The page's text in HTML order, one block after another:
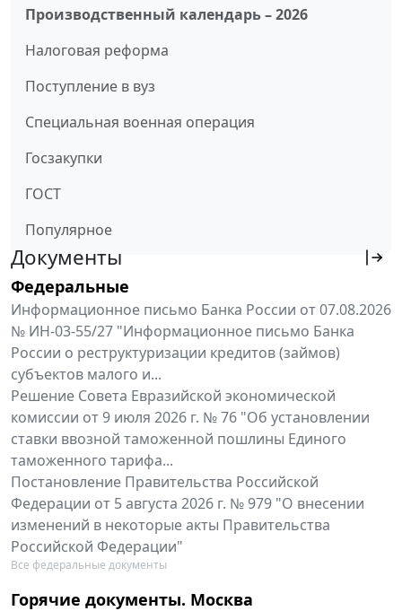
Производственный календарь – 2026
Налоговая реформа
Поступление в вуз
Специальная военная операция
Госзакупки
ГОСТ
Популярное
Документы
Федеральные
Информационное письмо Банка России от 07.08.2026
№ ИН-03-55/27 "Информационное письмо Банка
России о реструктуризации кредитов (займов)
субъектов малого и...
Решение Совета Евразийской экономической
комиссии от 9 июля 2026 г. № 76 "Об установлении
ставки ввозной таможенной пошлины Единого
таможенного тарифа...
Постановление Правительства Российской
Федерации от 5 августа 2026 г. № 979 "О внесении
изменений в некоторые акты Правительства
Российской Федерации"
Все федеральные документы
Горячие документы. Москва